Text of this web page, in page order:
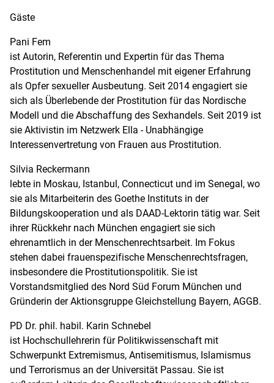
Gäste
Pani Fem
ist Autorin, Referentin und Expertin für das Thema
Prostitution und Menschenhandel mit eigener Erfahrung
als Opfer sexueller Ausbeutung. Seit 2014 engagiert sie
sich als Überlebende der Prostitution für das Nordische
Modell und die Abschaffung des Sexhandels. Seit 2019 ist
sie Aktivistin im Netzwerk Ella - Unabhängige
Interessenvertretung von Frauen aus Prostitution.
Silvia Reckermann
lebte in Moskau, Istanbul, Connecticut und im Senegal, wo
sie als Mitarbeiterin des Goethe Instituts in der
Bildungskooperation und als DAAD-Lektorin tätig war. Seit
ihrer Rückkehr nach München engagiert sie sich
ehrenamtlich in der Menschenrechtsarbeit. Im Fokus
stehen dabei frauenspezifische Menschenrechtsfragen,
insbesondere die Prostitutionspolitik. Sie ist
Vorstandsmitglied des Nord Süd Forum München und
Gründerin der Aktionsgruppe Gleichstellung Bayern, AGGB.
PD Dr. phil. habil. Karin Schnebel
ist Hochschullehrerin für Politikwissenschaft mit
Schwerpunkt Extremismus, Antisemitismus, Islamismus
und Terrorismus an der Universität Passau. Sie ist